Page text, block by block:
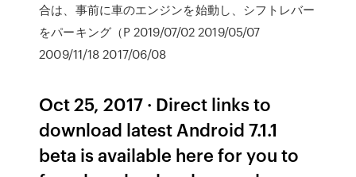
合は、事前に車のエンジンを始動し、シフトレバー
をパーキング（P 2019/07/02 2019/05/07
2009/11/18 2017/06/08
Oct 25, 2017 · Direct links to
download latest Android 7.1.1
beta is available here for you to